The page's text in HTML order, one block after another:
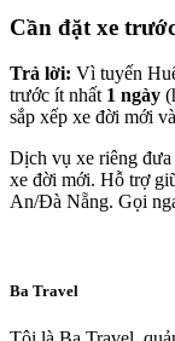
Cần đặt xe
Trả lời: Vì tuyến
trước ít nhất 1 ngày
sắp xếp xe đời mới
Dịch vụ xe riêng
xe đời mới. Hỗ trợ
An/Đà Nẵng. Gọi
Ba Travel